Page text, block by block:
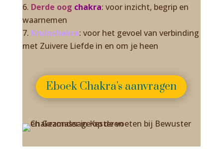
Derde oog chakra: voor inzicht, begrip en
waarnemen
Kruinchakra: voor het gevoel van verbinding
met Zuivere Liefde in en om je heen
Eboek Chakra's aanvragen